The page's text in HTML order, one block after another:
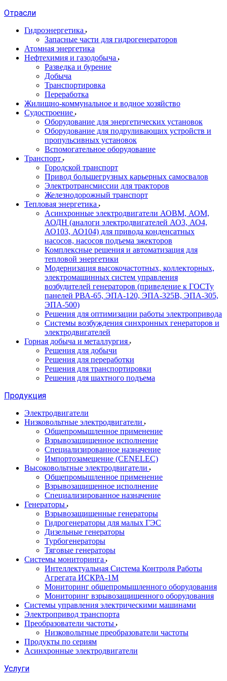
Отрасли
Гидроэнергетика
Запасные части для гидрогенераторов
Атомная энергетика
Нефтехимия и газодобыча
Разведка и бурение
Добыча
Транспортировка
Переработка
Жилищно-коммунальное и водное хозяйство
Судостроение
Оборудование для энергетических установок
Оборудование для подруливающих устройств и
пропульсивных установок
Вспомогательное оборудование
Транспорт
Городской транспорт
Привод большегрузных карьерных самосвалов
Электротрансмиссии для тракторов
Железнодорожный транспорт
Тепловая энергетика
Асинхронные электродвигатели АОВМ, АОМ,
АОДН (аналоги электродвигателей АО3, АО4,
АО103, АО104) для привода конденсатных
насосов, насосов подъема эжекторов
Комплексные решения и автоматизация для
тепловой энергетики
Модернизация высокочастотных, коллекторных,
электромашинных систем управления
возбудителей генераторов (приведение к ГОСТу
панелей РВА-65, ЭПА-120, ЭПА-325В, ЭПА-305,
ЭПА-500)
Решения для оптимизации работы электропривода
Системы возбуждения синхронных генераторов и
электродвигателей
Горная добыча и металлургия
Решения для добычи
Решения для переработки
Решения для транспортировки
Решения для шахтного подъема
Продукция
Электродвигатели
Низковольтные электродвигатели
Общепромышленное применение
Взрывозащищенное исполнение
Специализированное назначение
Импортозамещение (CENELEC)
Высоковольтные электродвигатели
Общепромышленное применение
Взрывозащищенное исполнение
Специализированное назначение
Генераторы
Взрывозащищенные генераторы
Гидрогенераторы для малых ГЭС
Дизельные генераторы
Турбогенераторы
Тяговые генераторы
Системы мониторинга
Интеллектуальная Система Контроля Работы
Агрегата ИСКРА-1М
Мониторинг общепромышленного оборудования
Мониторинг взрывозащищенного оборудования
Системы управления электрическими машинами
Электропривод транспорта
Преобразователи частоты
Низковольтные преобразователи частоты
Продукты по сериям
Асинхронные электродвигатели
Услуги